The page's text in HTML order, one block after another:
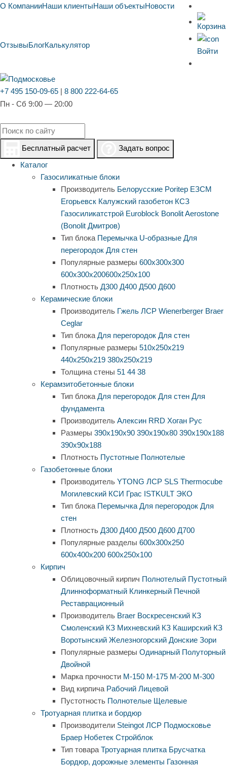
О КомпанииНаши клиентыНаши объектыНовости
ОтзывыБлогКалькулятор
Войти
+7 495 150-09-65 | 8 800 222-64-65
Пн - Сб 9:00 — 20:00
Бесплатный расчет
Задать вопрос
Каталог
Газосиликатные блоки
Производитель Белорусские Poritep ЕЗСМ
Егорьевск Калужский газобетон КСЗ
Газосиликатстрой Euroblock BonolitAerostone
(Bonolit Дмитров)
Тип блока Перемычка U-образные Для
перегородок Для стен
Популярные размеры 600х300х300
600х300х200600х250х100
Плотность Д300 Д400 Д500 Д600
Керамические блоки
Производитель Гжель ЛСР Wienerberger Braer
Ceglar
Тип блока Для перегородок Для стен
Популярные размеры 510х250х219
440х250х219 380х250х219
Толщина стены 51 44 38
Керамзитобетонные блоки
Тип блока Для перегородок Для стен Для
фундамента
Производитель Алексин RRD Хоган Рус
Размеры 390х190х90 390х190х80 390х190х188
390х90х188
Плотность Пустотные Полнотелые
Газобетонные блоки
Производитель YTONG ЛСР SLS Thermocube
Могилевский КСИ Грас ISTKULT ЭКО
Тип блока Перемычка Для перегородок Для
стен
Плотность Д300 Д400 Д500 Д600 Д700
Популярные разделы 600х300х250
600х400х200 600х250х100
Кирпич
Облицовочный кирпич Полнотелый Пустотный
Длинноформатный Клинкерный Печной
Реставрационный
Производитель Braer Воскресенский КЗ
Смоленский КЗ Михневский КЗ Каширский КЗ
Воротынский Железногорский Донские Зори
Популярные размеры Одинарный Полуторный
Двойной
Марка прочности М-150 М-175 М-200 М-300
Вид кирпича Рабочий Лицевой
Пустотность Полнотелые Щелевые
Тротуарная плитка и бордюр
Производители Steingot ЛСР Подмосковье
Браер Нобетек Стройблок
Тип товара Тротуарная плитка Брусчатка
Бордюр, дорожные элементы Газонная